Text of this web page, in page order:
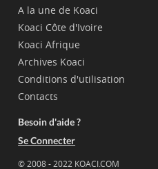
A la une de Koaci
Koaci Côte d'Ivoire
Koaci Afrique
Archives Koaci
Conditions d'utilisation
Contacts
Besoin d'aide ?
Se Connecter
© 2008 - 2022 KOACI.COM